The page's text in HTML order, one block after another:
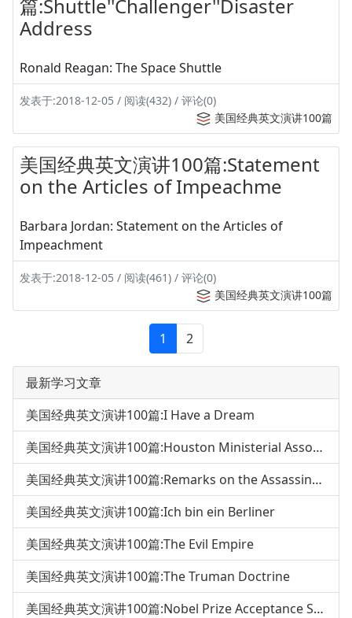
篇:Shuttle''Challenger''Disaster
Address
Ronald Reagan: The Space Shuttle
发表于:2018-12-05 / 阅读(432) / 评论(0)
美国经典英文演讲100篇
美国经典英文演讲100篇:Statement
on the Articles of Impeachme
Barbara Jordan: Statement on the Articles of
Impeachment
发表于:2018-12-05 / 阅读(461) / 评论(0)
美国经典英文演讲100篇
1 2
最新学习文章
美国经典英文演讲100篇:I Have a Dream
美国经典英文演讲100篇:Houston Ministerial Association Speech
美国经典英文演讲100篇:Remarks on the Assassination of MLKing
美国经典英文演讲100篇:Ich bin ein Berliner
美国经典英文演讲100篇:The Evil Empire
美国经典英文演讲100篇:The Truman Doctrine
美国经典英文演讲100篇:Nobel Prize Acceptance Speech